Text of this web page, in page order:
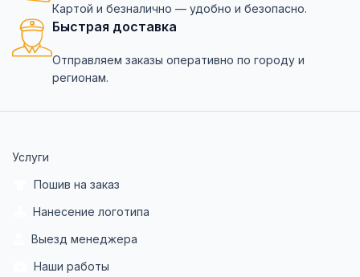
Картой и безналично — удобно и безопасно.
Быстрая доставка
Отправляем заказы оперативно по городу и
регионам.
Услуги
Пошив на заказ
Нанесение логотипа
Выезд менеджера
Наши работы